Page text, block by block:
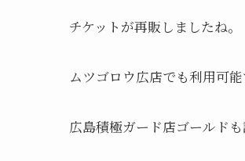
チケットが再販しましたね。
ムツゴロウ広店でも利用可能
広島積極ガード店ゴールド